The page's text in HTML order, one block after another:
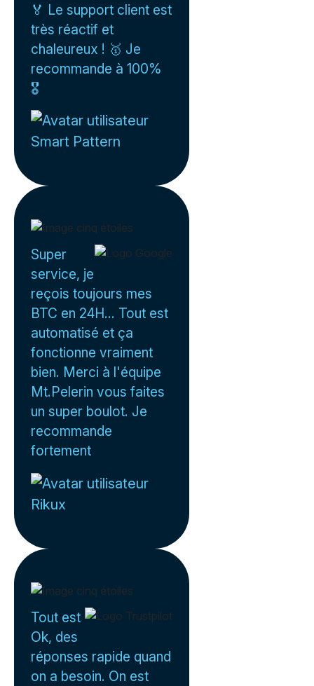
🏅 Le support client est
très réactif et
chaleureux ! 🥇 Je
recommande à 100%
🎖️
Smart Pattern
Super
service, je
reçois toujours mes
BTC en 24H... Tout est
automatisé et ça
fonctionne vraiment
bien. Merci à l'équipe
Mt.Pelerin vous faites
un super boulot. Je
recommande
fortement
Rikux
Tout est
Ok, des
réponses rapide quand
on a besoin. On est